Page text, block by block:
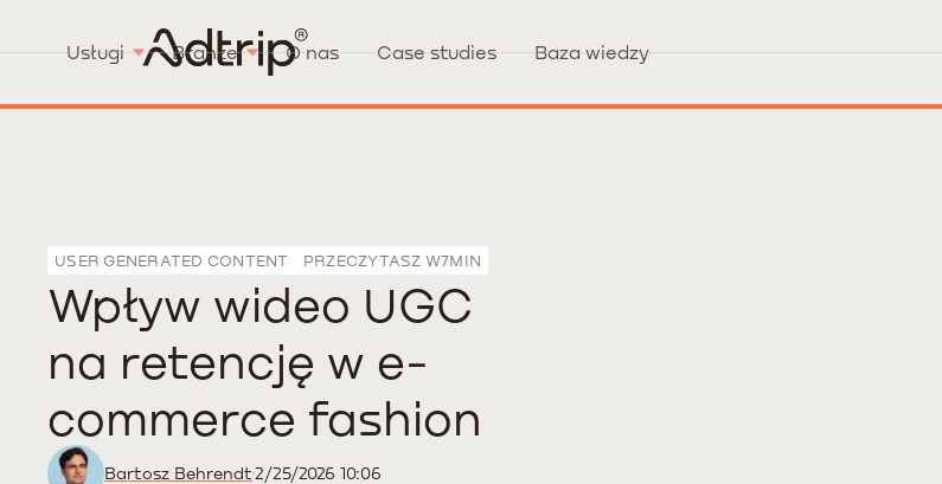
Usługi Branże O nas Case studies Baza wiedzy
USER GENERATED CONTENT PRZECZYTASZ W7MIN
Wpływ wideo UGC
na retencję w e-
commerce fashion
Bartosz Behrendt2/25/2026 10:06